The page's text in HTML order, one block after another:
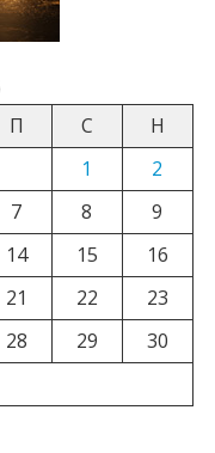
П С
Н
1
2
7 8
9
14 15
16
21 22
23
28 29
30